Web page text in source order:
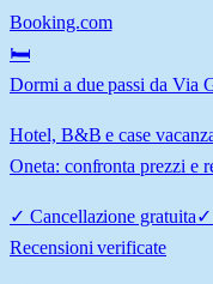
Booking.com
🛏️
Dormi a due passi da Via
Hotel, B&B e case
Oneta: confronta prezzi e
✓ Cancellazione gratuita✓
Recensioni verificate